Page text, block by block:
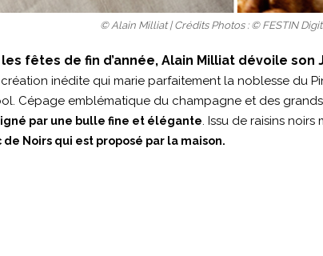
© Alain Milliat | Crédits Photos : © FESTIN
fêtes de fin d’année, Alain Milliat dévoile son
inédite qui marie parfaitement la noblesse du
Cépage emblématique du champagne et des
par une bulle fine et élégante. Issu de raisins
de Noirs qui est proposé par la maison.